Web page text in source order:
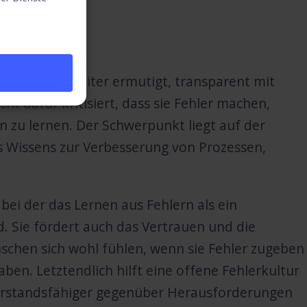
die Mitarbeiter ermutigt, transparent mit
dafür kritisiert, dass sie Fehler machen,
lernen. Der Schwerpunkt liegt auf der
zur Verbesserung von Prozessen,
der das Lernen aus Fehlern als ein
Sie fördert auch das Vertrauen und die
sich wohl fühlen, wenn sie Fehler zugeben
Letztendlich hilft eine offene Fehlerkultur
gegenüber Herausforderungen